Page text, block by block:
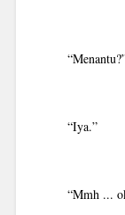
“Iya.”
“Mmh ...